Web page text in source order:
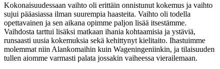
Kokonaisuudessaan vaihto oli erittäin onnistunut kokemus ja vaihto
sujui pääasiassa ilman suurempia haasteita. Vaihto oli todella
opettavainen ja sen aikana opimme paljon lisää itsestämme.
Vaihdosta tarttui lisäksi matkaan ihania kohtaamisia ja ystäviä,
runsaasti uusia kokemuksia sekä kehittynyt kielitaito. Ihastuimme
molemmat niin Alankomaihin kuin Wageningeniinkin, ja tilaisuuden
tullen aiomme varmasti palata jossakin vaiheessa vierailemaan.